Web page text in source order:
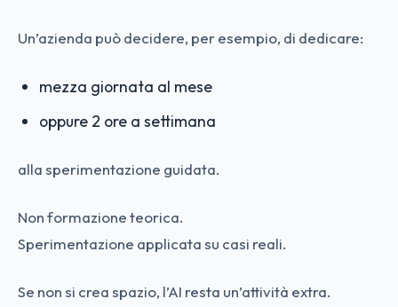
Un’azienda può decidere, per esempio, di dedicare:
mezza giornata al mese
oppure 2 ore a settimana
alla sperimentazione guidata.
Non formazione teorica.
Sperimentazione applicata su casi reali.
Se non si crea spazio, l’AI resta un’attività extra.